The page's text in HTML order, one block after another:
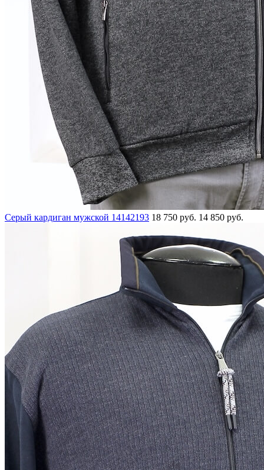
Серый кардиган мужской 14142193 18 750 руб. 14 850 руб.